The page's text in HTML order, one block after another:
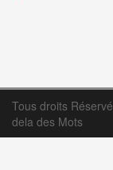
Tous droits
dela des Mots